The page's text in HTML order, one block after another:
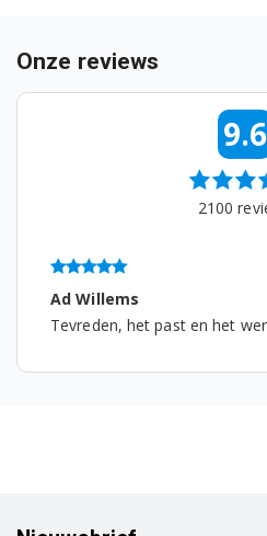
Onze reviews
9.6
2100
Ad Willems
Tevreden, het past en het